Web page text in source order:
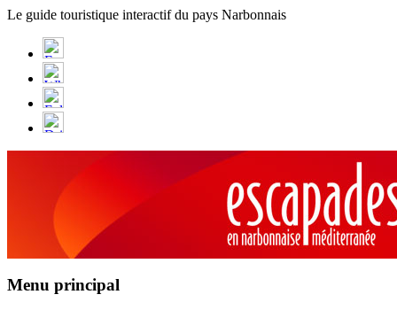
Panneau de gestion des cookies
Le guide touristique interactif du pays Narbonnais
Menu principal